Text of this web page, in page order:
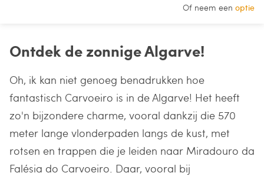
Of neem een optie
Ontdek de zonnige Algarve!
Oh, ik kan niet genoeg benadrukken hoe
fantastisch Carvoeiro is in de Algarve! Het heeft
zo'n bijzondere charme, vooral dankzij die 570
meter lange vlonderpaden langs de kust, met
rotsen en trappen die je leiden naar Miradouro da
Falésia do Carvoeiro. Daar, vooral bij